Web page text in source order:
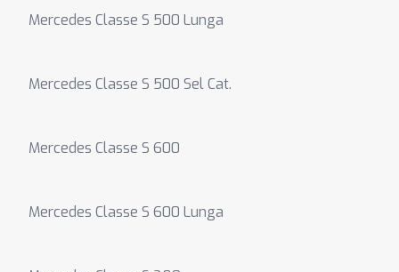
Mercedes Classe S 500 Lunga
Mercedes Classe S 500 Sel Cat.
Mercedes Classe S 600
Mercedes Classe S 600 Lunga